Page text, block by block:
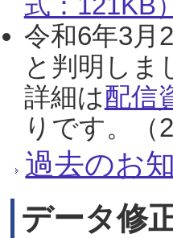
令和6年3月
と判明しま
詳細は配信
りです。（
過去のお
データ修